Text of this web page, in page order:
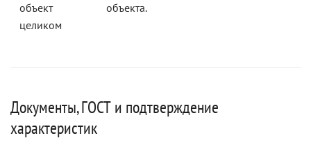
объект
целиком
объекта.
Документы, ГОСТ и подтверждение
характеристик